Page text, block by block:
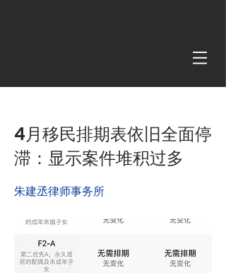
4月移民排期表依旧全面停
滞：显示案件堆积过多
朱建丞律师事务所